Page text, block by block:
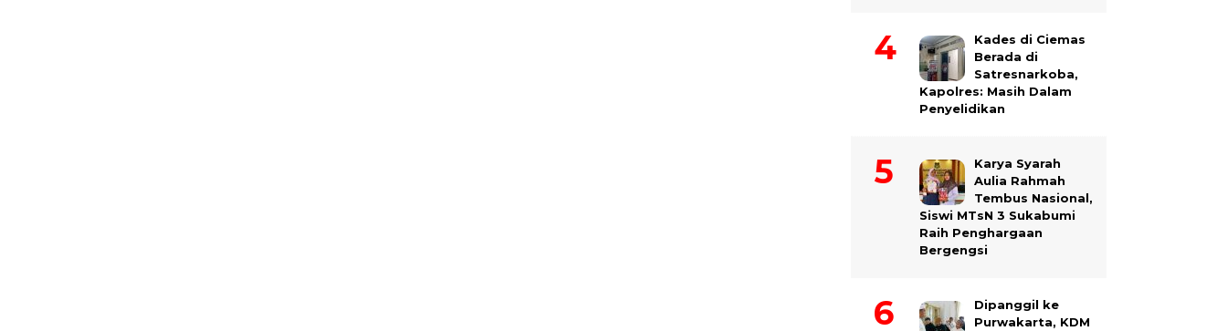
Kades di Ciemas
Berada di
Satresnarkoba,
Kapolres: Masih Dalam
Penyelidikan
Karya Syarah
Aulia Rahmah
Tembus Nasional,
Siswi MTsN 3 Sukabumi
Raih Penghargaan
Bergengsi
Dipanggil ke
Purwakarta, KDM